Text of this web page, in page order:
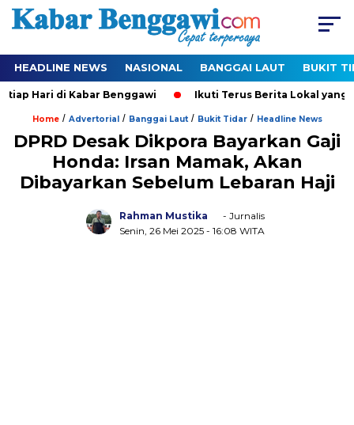
HEADLINE NEWS NASIONAL BANGGAI LAUT BUKIT
Hari di Kabar Benggawi Ikuti Terus Berita Lokal yang
Home/ Advertorial/ Banggai Laut/ Bukit Tidar/ Headline News
DPRD Desak Dikpora Bayarkan Gaji
Honda: Irsan Mamak, Akan
Dibayarkan Sebelum Lebaran Haji
Rahman Mustika
- Jurnalis
Senin, 26 Mei 2025 - 16:08 WITA